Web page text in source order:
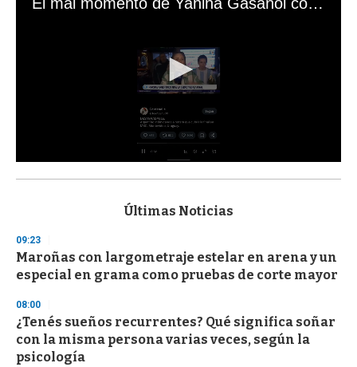
s
d
s
o
f
3
s
e
c
o
Últimas Noticias
09:23
Maroñas con largometraje estelar en arena y un
especial en grama como pruebas de corte mayor
08:00
¿Tenés sueños recurrentes? Qué significa soñar
con la misma persona varias veces, según la
psicología